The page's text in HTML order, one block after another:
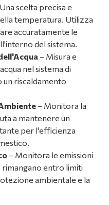
scelta precisa e
temperatura. Utilizza
accuratamente le
del sistema.
– Misura e
nel sistema di
un riscaldamento
– Monitora la
a mantenere un
per l'efficienza
– Monitora le emissioni
rimangano entro limiti
ambientale e la